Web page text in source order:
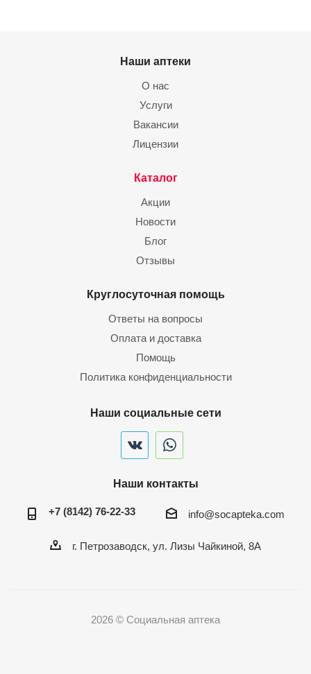
Наши аптеки
О нас
Услуги
Вакансии
Лицензии
Каталог
Акции
Новости
Блог
Отзывы
Круглосуточная помощь
Ответы на вопросы
Оплата и доставка
Помощь
Политика конфиденциальности
Наши социальные сети
Наши контакты
+7 (8142) 76-22-33 info@socapteka.com
г. Петрозаводск, ул. Лизы Чайкиной, 8А
2026 © Социальная аптека